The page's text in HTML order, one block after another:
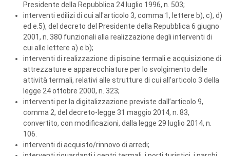
Presidente della Repubblica 24 luglio 1996, n. 503;
interventi edilizi di cui all'articolo 3, comma 1, lettere b), c), d)
ed e.5), del decreto del Presidente della Repubblica 6 giugno
2001, n. 380 funzionali alla realizzazione degli interventi di
cui alle lettere a) e b);
interventi di realizzazione di piscine termali e acquisizione di
attrezzature e apparecchiature per lo svolgimento delle
attività termali, relativi alle strutture di cui all'articolo 3 della
legge 24 ottobre 2000, n. 323;
interventi per la digitalizzazione previste dall’articolo 9,
comma 2, del decreto-legge 31 maggio 2014, n. 83,
convertito, con modificazioni, dalla legge 29 luglio 2014, n.
106.
interventi di acquisto/rinnovo di arredi;